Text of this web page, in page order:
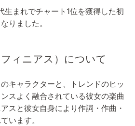
生まれでチャート1位を獲得した初
りました。
ィニアス）について
キャラクターと、トレンドのヒッ
スよく融合されている彼女の楽曲
スと彼女自身により作詞・作曲・
います。